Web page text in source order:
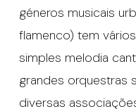
géneros musicais
flamenco) tem
simples melodia
grandes orquestras
diversas